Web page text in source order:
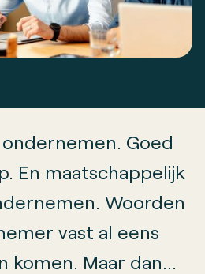
ondernemen. Goed
En maatschappelijk
Woorden
vast al eens
komen. Maar dan…